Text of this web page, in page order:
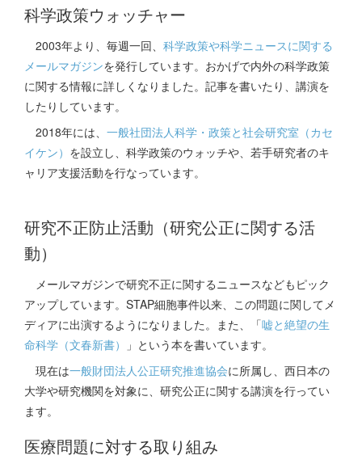
科学政策ウォッチャー
2003年より、毎週一回、 科学政策や科学ニュースに関する
メールマガジンを発行しています。おかげで内外の科学政策
に関する情報に詳しくなりました。記事を書いたり、講演を
したりしています。
2018年には、 一般社団法人科学・政策と社会研究室（カセ
イケン） を設立し、科学政策のウォッチや、若手研究者のキ
ャリア支援活動を行なっています。
研究不正防止活動（研究公正に関する活
動）
メールマガジンで研究不正に関するニュースなどもピック
アップしています。STAP細胞事件以来、この問題に関してメ
ディアに出演するようになりました。また、「嘘と絶望の生
命科学（文春新書）
」という本を書いています。
現在は一般財団法人公正研究推進協会に所属し、西日本の
大学や研究機関を対象に、研究公正に関する講演を行ってい
ます。
医療問題に対する取り組み